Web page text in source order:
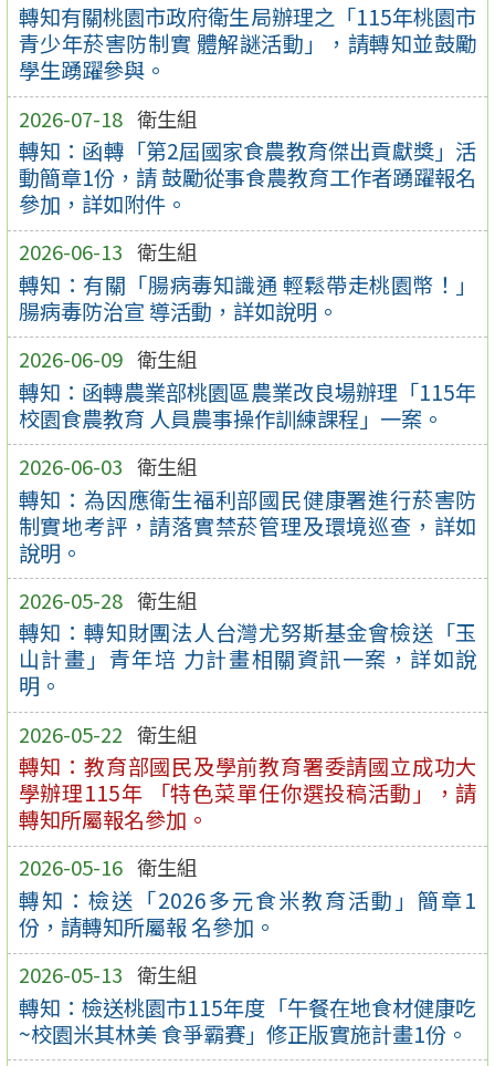
轉知有關桃園市政府衛生局辦理之「115年桃園市
青少年菸害防制實 體解謎活動」，請轉知並鼓勵
學生踴躍參與。
2026-07-18 衛生組
轉知：函轉「第2屆國家食農教育傑出貢獻獎」活
動簡章1份，請 鼓勵從事食農教育工作者踴躍報名
參加，詳如附件。
2026-06-13 衛生組
轉知：有關「腸病毒知識通 輕鬆帶走桃園幣！」
腸病毒防治宣 導活動，詳如說明。
2026-06-09 衛生組
轉知：函轉農業部桃園區農業改良場辦理「115年
校園食農教育 人員農事操作訓練課程」一案。
2026-06-03 衛生組
轉知：為因應衛生福利部國民健康署進行菸害防
制實地考評，請落實禁菸管理及環境巡查，詳如
說明。
2026-05-28 衛生組
轉知：轉知財團法人台灣尤努斯基金會檢送「玉
山計畫」青年培 力計畫相關資訊一案，詳如說
明。
2026-05-22 衛生組
轉知：教育部國民及學前教育署委請國立成功大
學辦理115年 「特色菜單任你選投稿活動」，請
轉知所屬報名參加。
2026-05-16 衛生組
轉知：檢送「2026多元食米教育活動」簡章1
份，請轉知所屬報 名參加。
2026-05-13 衛生組
轉知：檢送桃園市115年度「午餐在地食材健康吃
~校園米其林美 食爭霸賽」修正版實施計畫1份。